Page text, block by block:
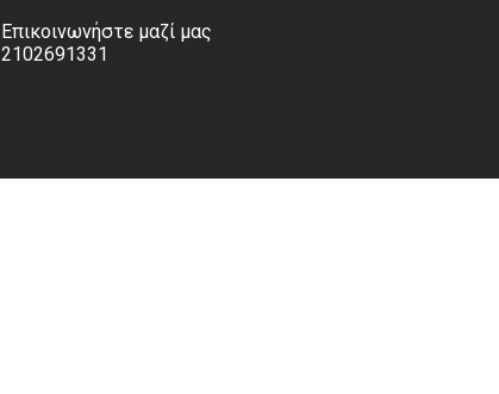
Επικοινωνήστε μαζί μας
2102691331